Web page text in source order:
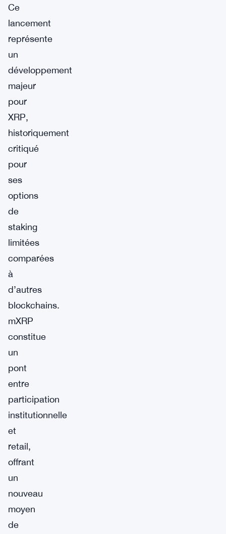
Ce
lancement
représente
un
développement
majeur
pour
XRP,
historiquement
critiqué
pour
ses
options
de
staking
limitées
comparées
à
d’autres
blockchains.
mXRP
constitue
un
pont
entre
participation
institutionnelle
et
retail,
offrant
un
nouveau
moyen
de